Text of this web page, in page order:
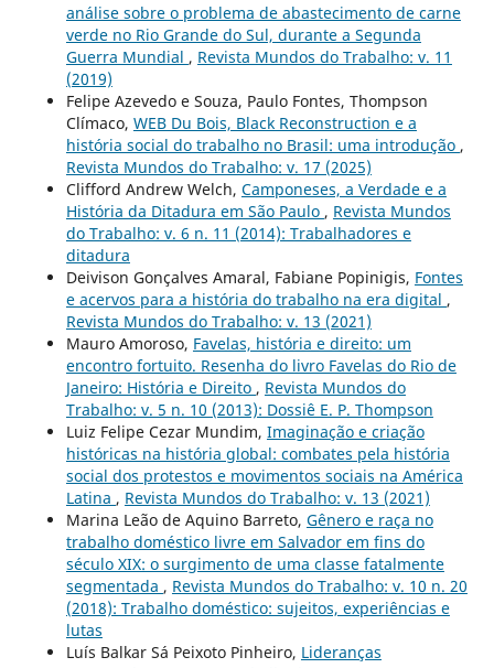
análise sobre o problema de abastecimento de carne
verde no Rio Grande do Sul, durante a Segunda
Guerra Mundial , Revista Mundos do Trabalho: v. 11
(2019)
Felipe Azevedo e Souza, Paulo Fontes, Thompson
Clímaco, WEB Du Bois, Black Reconstruction e a
história social do trabalho no Brasil: uma introdução ,
Revista Mundos do Trabalho: v. 17 (2025)
Clifford Andrew Welch, Camponeses, a Verdade e a
História da Ditadura em São Paulo , Revista Mundos
do Trabalho: v. 6 n. 11 (2014): Trabalhadores e
ditadura
Deivison Gonçalves Amaral, Fabiane Popinigis, Fontes
e acervos para a história do trabalho na era digital ,
Revista Mundos do Trabalho: v. 13 (2021)
Mauro Amoroso, Favelas, história e direito: um
encontro fortuito. Resenha do livro Favelas do Rio de
Janeiro: História e Direito , Revista Mundos do
Trabalho: v. 5 n. 10 (2013): Dossiê E. P. Thompson
Luiz Felipe Cezar Mundim, Imaginação e criação
históricas na história global: combates pela história
social dos protestos e movimentos sociais na América
Latina , Revista Mundos do Trabalho: v. 13 (2021)
Marina Leão de Aquino Barreto, Gênero e raça no
trabalho doméstico livre em Salvador em fins do
século XIX: o surgimento de uma classe fatalmente
segmentada , Revista Mundos do Trabalho: v. 10 n. 20
(2018): Trabalho doméstico: sujeitos, experiências e
lutas
Luís Balkar Sá Peixoto Pinheiro, Lideranças